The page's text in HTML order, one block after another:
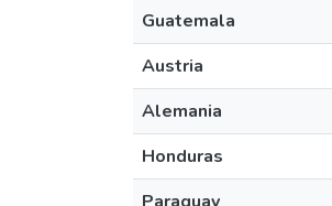
Guatemala
Austria
Alemania
Honduras